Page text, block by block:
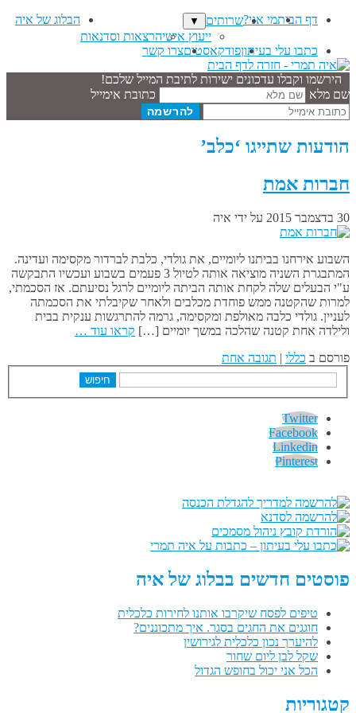
דף הביתמי אני?שרותים ▼
ייעוץ אישיהרצאות וסדנאות
הבלוג של איה
כתבו עלי בעיתוןפודקאסטיםצרו קשר
הירשמו וקבלו עדכונים ישירות לתיבת המייל שלכם!
שם מלא
כתובת אימייל
הודעות שתייגו ‘כלב’
חברות אמת
30 בדצמבר 2015 על ידי איה
השבוע אירחנו בביתנו ליומיים, את גולדי, כלבת לברדור מקסימה ועדינה.
המתבגרת השניה מוציאה אותה לטיול 3 פעמים בשבוע ועכשיו התבקשה
ע"י הבעלים שלה לקחת אותה הביתה ליומיים לרגל נסיעתם. אז הסכמתי,
למרות שהקטנה ממש פוחדת מכלבים ולאחר שקיבלתי את הסכמתה
לעניין. גולדי כלבה מאולפת ומקסימה, גרמה להתרגשות ענקית בבית
ולילדה אחת קטנה שהלכה במשך יומיים […] קראו עוד …
פורסם ב כללי | תגובה אחת
חיפוש
Twitter
Facebook
Linkedin
Pinterest
פוסטים חדשים בבלוג של איה
טיפים לפסח שיקרבו אותנו לחירות כלכלית
חוגגים את החגים בסגר. איך מתכוננים?
להיערך נכון כלכלית לגירושין
שקל לבן ליום שחור
הכל אני יכול בחופש הגדול
קטגוריות